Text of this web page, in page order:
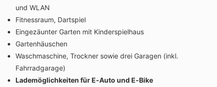
und WLAN
Fitness­raum, Dartspiel
Einge­zäunter Garten mit Kinderspielhaus
Garten­häus­chen
Wasch­ma­schine, Trockner sowie drei Garagen (inkl.
Fahrradgarage)
Lade­mög­lich­keiten für E‑Auto und E‑Bike